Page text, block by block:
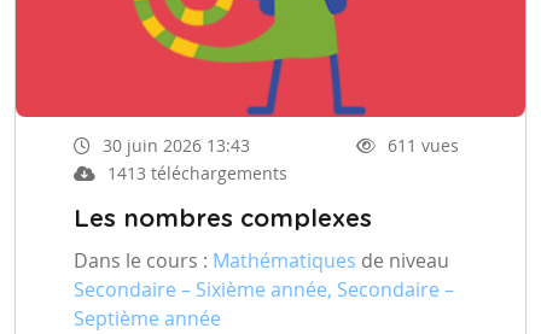
30 juin 2026 13:43
611 vues
1413 téléchargements
Les nombres complexes
Dans le cours : Mathématiques de niveau
Secondaire – Sixième année, Secondaire –
Septième année